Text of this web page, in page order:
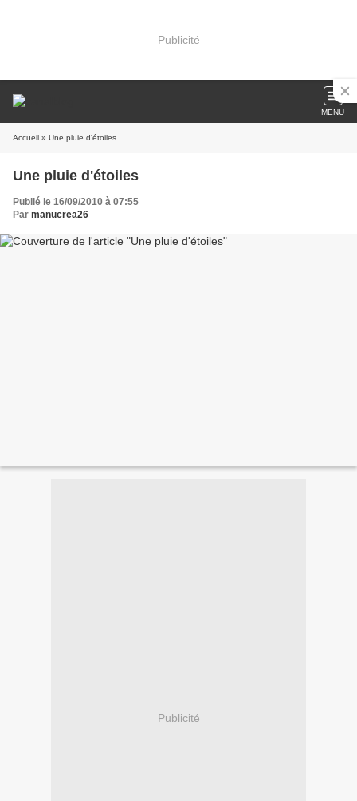
Publicité
MENU
Accueil » Une pluie d'étoiles
Une pluie d'étoiles
Publié le 16/09/2010 à 07:55
Par manucrea26
Publicité